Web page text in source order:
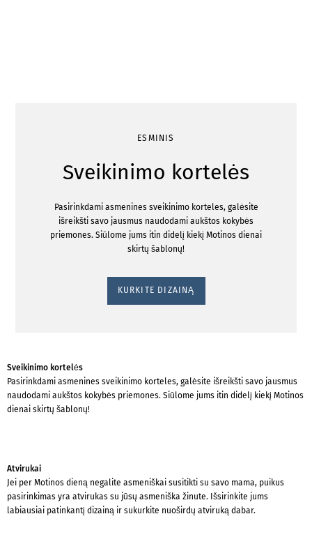
ESMINIS
Sveikinimo kortelės
Pasirinkdami asmenines sveikinimo korteles, galėsite
išreikšti savo jausmus naudodami aukštos kokybės
priemones. Siūlome jums itin didelį kiekį Motinos dienai
skirtų šablonų!
KURKITE DIZAINĄ
Sveikinimo kortelės
Pasirinkdami asmenines sveikinimo korteles, galėsite išreikšti savo jausmus
naudodami aukštos kokybės priemones. Siūlome jums itin didelį kiekį Motinos
dienai skirtų šablonų!
Atvirukai
Jei per Motinos dieną negalite asmeniškai susitikti su savo mama, puikus
pasirinkimas yra atvirukas su jūsų asmeniška žinute. Išsirinkite jums
labiausiai patinkantį dizainą ir sukurkite nuoširdų atviruką dabar.